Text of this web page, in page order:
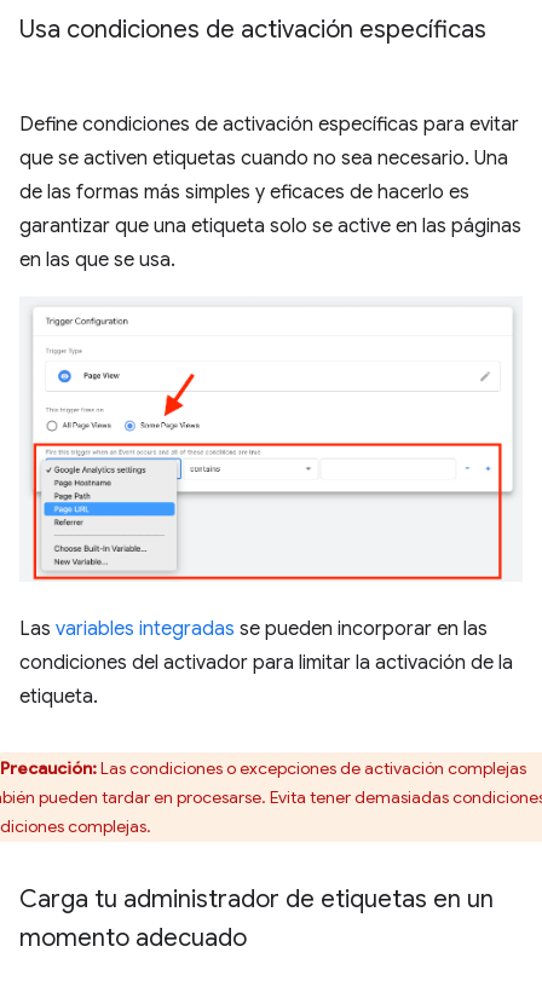
Usa condiciones de activación específicas
Define condiciones de activación específicas para evitar
que se activen etiquetas cuando no sea necesario. Una
de las formas más simples y eficaces de hacerlo es
garantizar que una etiqueta solo se active en las páginas
en las que se usa.
Las variables integradas se pueden incorporar en las
condiciones del activador para limitar la activación de la
etiqueta.
Precaución:Las condiciones o excepciones de activación complejas
pueden tardar en procesarse. Evita tener demasiadas
complejas.
Carga tu administrador de etiquetas en un
momento adecuado